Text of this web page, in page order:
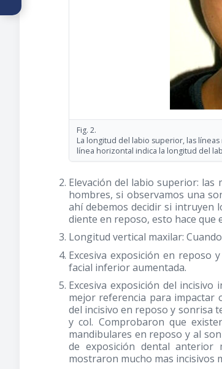
Fig. 2.
La longitud del labio superior, las
línea horizontal indica la longitud del
Elevación del labio superior:
hombres, si observamos una
ahí debemos decidir si intruyen
diente en reposo, esto hace que
Longitud vertical maxilar:
Excesiva exposición en
facial inferior aumentada.
Excesiva exposición del
mejor referencia para impactar
del incisivo en reposo y sonrisa
y col. Comprobaron que
mandibulares en reposo y al
de exposición dental
mostraron mucho mas incisivos